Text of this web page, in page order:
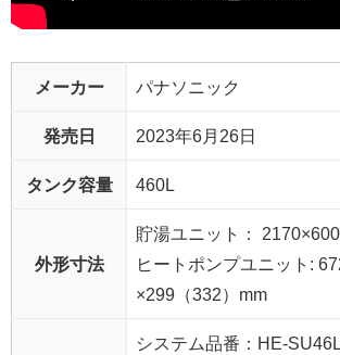
メーカー パナソニック
発売日 2023年6月26日
タンク容量 460L
外形寸法
貯湯ユニット：
ヒートポンプユニット:
×299（332）mm
システム品番：HE-